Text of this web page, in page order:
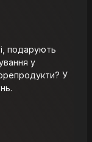
подарують
у
У